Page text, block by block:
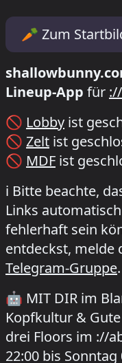
Lineup &
🥕 Zum
Lineup-App für
🚫 Lobby ist
🚫 Zelt ist
🚫 MDF ist
ℹ️ Bitte beachte,
Links
fehlerhaft sein
entdeckst, melde
Telegram-Gruppe.
🤖 MIT DIR im
Kopfkultur &
drei Floors im ://
22:00 bis